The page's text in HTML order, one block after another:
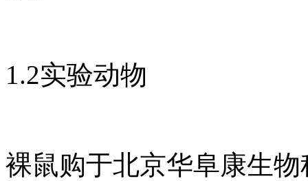
1.2实验动物
裸鼠购于北京华阜康生